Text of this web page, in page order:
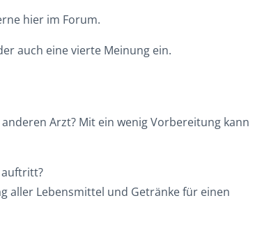
hier im Forum.
auch eine vierte Meinung ein.
Arzt? Mit ein wenig Vorbereitung kann
auftritt?
aller Lebensmittel und Getränke für einen